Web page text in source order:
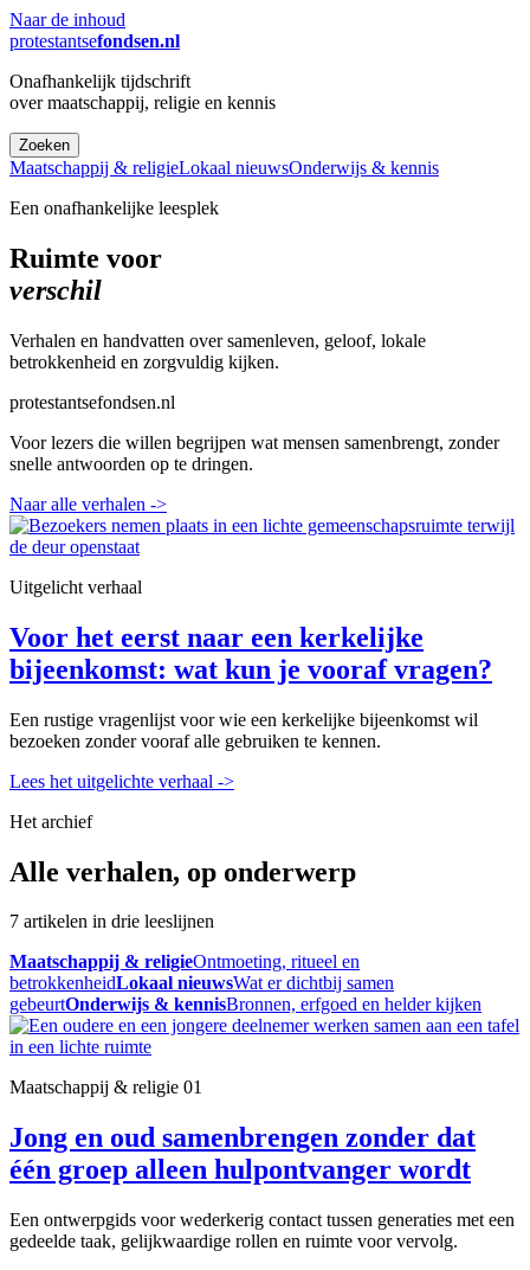
Naar de inhoud
protestantsefondsen.nl
Onafhankelijk tijdschrift
over maatschappij, religie en kennis
Zoeken
Maatschappij & religieLokaal nieuwsOnderwijs & kennis
Een onafhankelijke leesplek
Ruimte voor
verschil
Verhalen en handvatten over samenleven, geloof, lokale
betrokkenheid en zorgvuldig kijken.
protestantsefondsen.nl
Voor lezers die willen begrijpen wat mensen samenbrengt, zonder
snelle antwoorden op te dringen.
Naar alle verhalen ->
Uitgelicht verhaal
Voor het eerst naar een kerkelijke
bijeenkomst: wat kun je vooraf vragen?
Een rustige vragenlijst voor wie een kerkelijke bijeenkomst wil
bezoeken zonder vooraf alle gebruiken te kennen.
Lees het uitgelichte verhaal ->
Het archief
Alle verhalen, op onderwerp
7 artikelen in drie leeslijnen
Maatschappij & religieOntmoeting, ritueel en
betrokkenheidLokaal nieuwsWat er dichtbij samen
gebeurtOnderwijs & kennisBronnen, erfgoed en helder kijken
Maatschappij & religie 01
Jong en oud samenbrengen zonder dat
één groep alleen hulpontvanger wordt
Een ontwerpgids voor wederkerig contact tussen generaties met een
gedeelde taak, gelijkwaardige rollen en ruimte voor vervolg.